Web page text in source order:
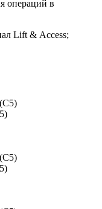
операций в
Lift & Access;